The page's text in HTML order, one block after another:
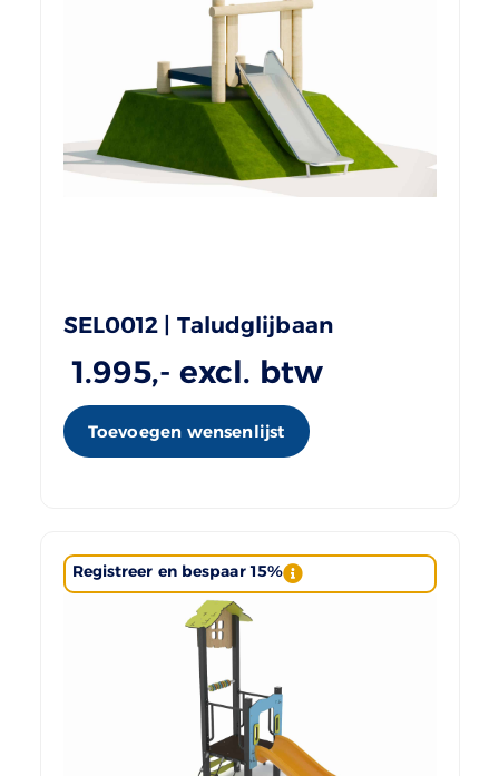
SEL0012 | Taludglijbaan
1.995,- excl. btw
Toevoegen wensenlijst
Registreer en bespaar 15%